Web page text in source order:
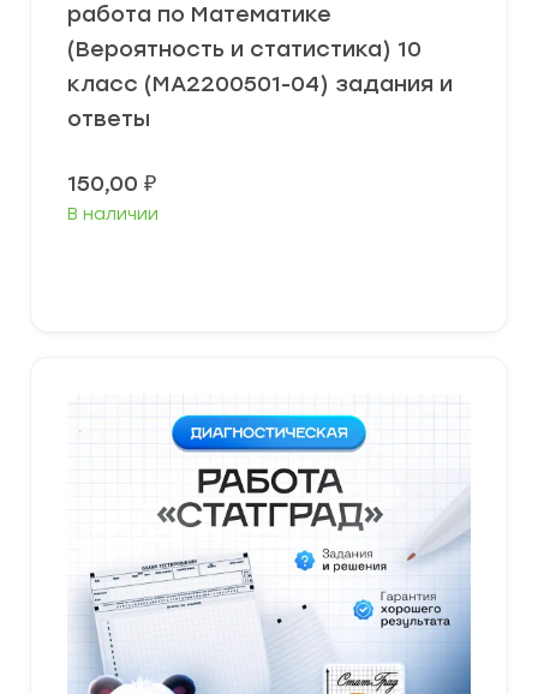
работа по Математике
(Вероятность и статистика) 10
класс (МА2200501-04) задания и
ответы
150,00 ₽
В наличии